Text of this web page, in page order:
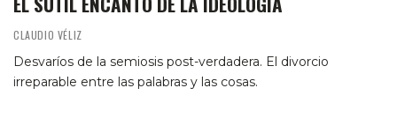
CLAUDIO VÉLIZ
Desvaríos de la semiosis post-verdadera. El divorcio
irreparable entre las palabras y las cosas.